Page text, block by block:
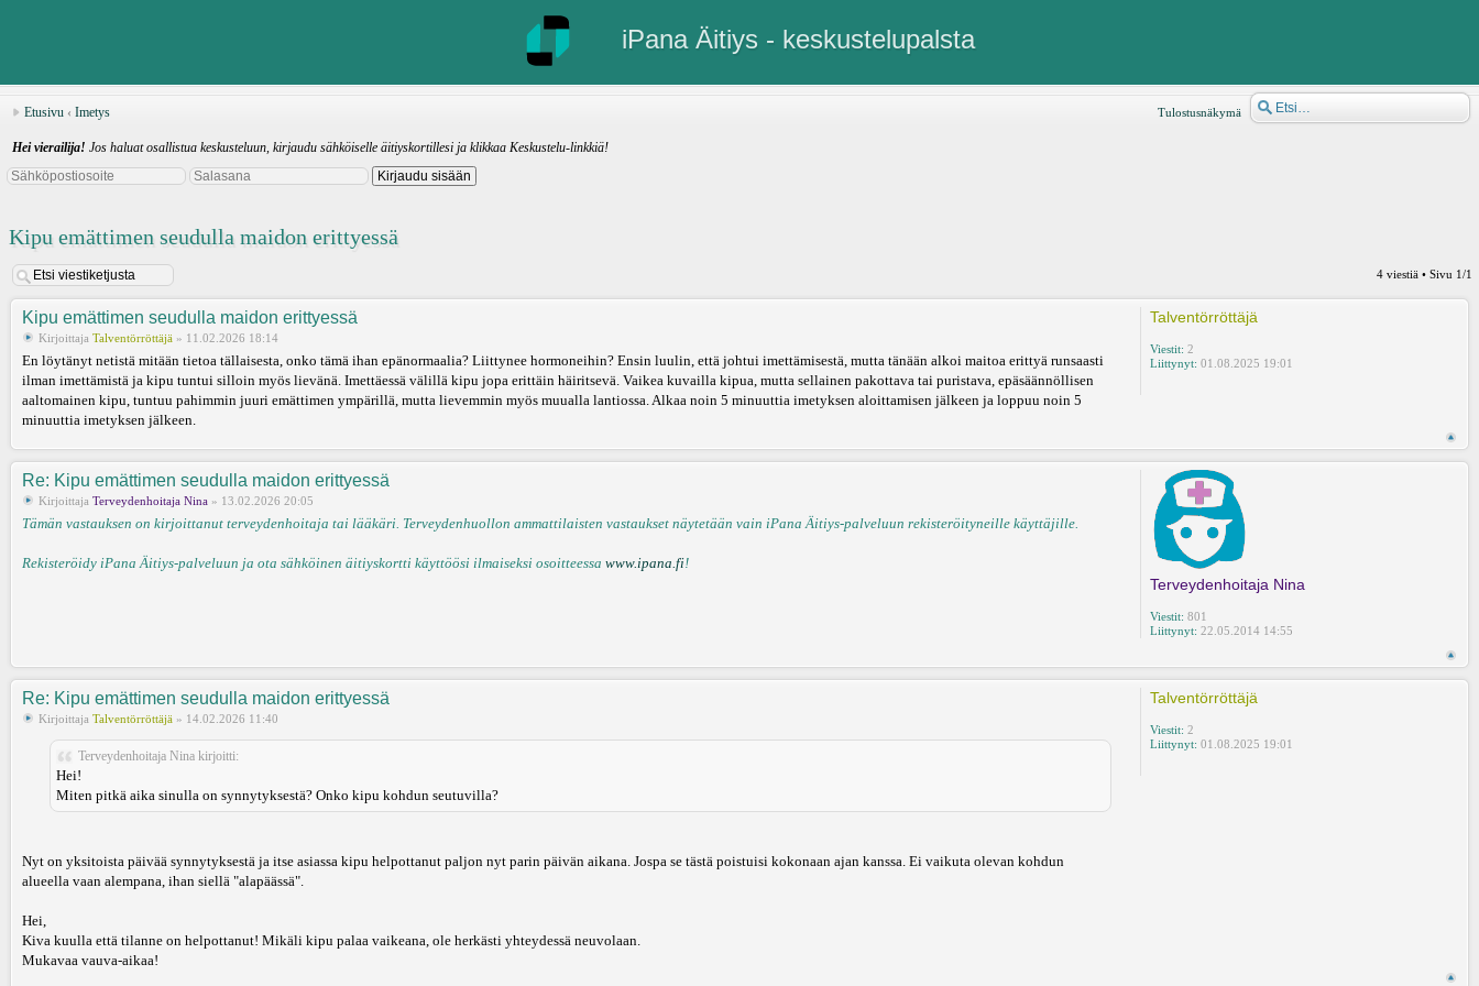
iPana Äitiys - keskustelupalsta
Tulostusnäkymä
Etusivu ‹ Imetys
Hei vierailija! Jos haluat osallistua keskusteluun, kirjaudu sähköiselle äitiyskortillesi ja klikkaa Keskustelu-linkkiä!
Kipu emättimen seudulla maidon erittyessä
4 viestiä • Sivu 1/1
Kipu emättimen seudulla maidon erittyessä
Kirjoittaja Talventörröttäjä » 11.02.2026 18:14
En löytänyt netistä mitään tietoa tällaisesta, onko tämä ihan epänormaalia? Liittynee hormoneihin? Ensin luulin, että johtui imettämisestä, mutta tänään alkoi maitoa erittyä runsaasti
ilman imettämistä ja kipu tuntui silloin myös lievänä. Imettäessä välillä kipu jopa erittäin häiritsevä. Vaikea kuvailla kipua, mutta sellainen pakottava tai puristava, epäsäännöllisen
aaltomainen kipu, tuntuu pahimmin juuri emättimen ympärillä, mutta lievemmin myös muualla lantiossa. Alkaa noin 5 minuuttia imetyksen aloittamisen jälkeen ja loppuu noin 5
minuuttia imetyksen jälkeen.
Talventörröttäjä
Viestit: 2
Liittynyt: 01.08.2025 19:01
Re: Kipu emättimen seudulla maidon erittyessä
Kirjoittaja Terveydenhoitaja Nina » 13.02.2026 20:05
Tämän vastauksen on kirjoittanut terveydenhoitaja tai lääkäri. Terveydenhuollon ammattilaisten vastaukset näytetään vain iPana Äitiys-palveluun rekisteröityneille käyttäjille.
Rekisteröidy iPana Äitiys-palveluun ja ota sähköinen äitiyskortti käyttöösi ilmaiseksi osoitteessa www.ipana.fi!
Terveydenhoitaja Nina
Viestit: 801
Liittynyt: 22.05.2014 14:55
Re: Kipu emättimen seudulla maidon erittyessä
Kirjoittaja Talventörröttäjä » 14.02.2026 11:40
Terveydenhoitaja Nina kirjoitti:
Hei!
Miten pitkä aika sinulla on synnytyksestä? Onko kipu kohdun seutuvilla?
Nyt on yksitoista päivää synnytyksestä ja itse asiassa kipu helpottanut paljon nyt parin päivän aikana. Jospa se tästä poistuisi kokonaan ajan kanssa. Ei vaikuta olevan kohdun
alueella vaan alempana, ihan siellä "alapäässä".
Hei,
Kiva kuulla että tilanne on helpottanut! Mikäli kipu palaa vaikeana, ole herkästi yhteydessä neuvolaan.
Mukavaa vauva-aikaa!
Talventörröttäjä
Viestit: 2
Liittynyt: 01.08.2025 19:01